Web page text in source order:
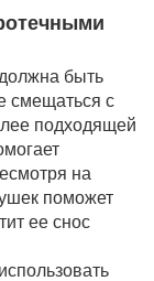
быть
смещаться с
подходящей
на
поможет
ее снос